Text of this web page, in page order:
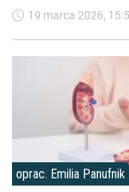
19 marca 2026,
oprac. Emilia Panufnik